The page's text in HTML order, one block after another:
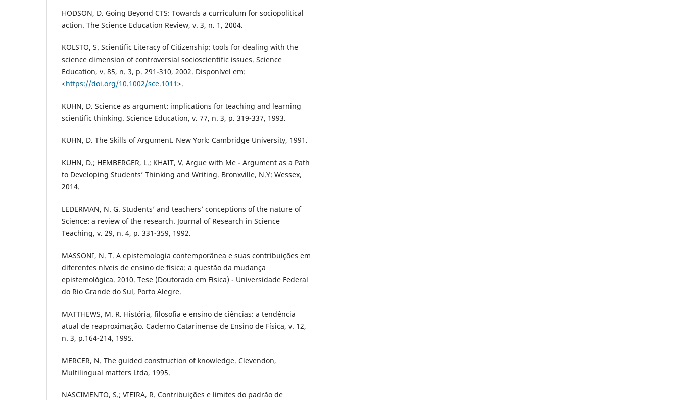
HODSON, D. Going Beyond CTS: Towards a curriculum for sociopolitical
action. The Science Education Review, v. 3, n. 1, 2004.
KOLSTO, S. Scientific Literacy of Citizenship: tools for dealing with the
science dimension of controversial socioscientific issues. Science
Education, v. 85, n. 3, p. 291-310, 2002. Disponível em:
<https://doi.org/10.1002/sce.1011>.
KUHN, D. Science as argument: implications for teaching and learning
scientific thinking. Science Education, v. 77, n. 3, p. 319-337, 1993.
KUHN, D. The Skills of Argument. New York: Cambridge University, 1991.
KUHN, D.; HEMBERGER, L.; KHAIT, V. Argue with Me - Argument as a Path
to Developing Students’ Thinking and Writing. Bronxville, N.Y: Wessex,
2014.
LEDERMAN, N. G. Students’ and teachers’ conceptions of the nature of
Science: a review of the research. Journal of Research in Science
Teaching, v. 29, n. 4, p. 331-359, 1992.
MASSONI, N. T. A epistemologia contemporânea e suas contribuições em
diferentes níveis de ensino de física: a questão da mudança
epistemológica. 2010. Tese (Doutorado em Física) - Universidade Federal
do Rio Grande do Sul, Porto Alegre.
MATTHEWS, M. R. História, filosofia e ensino de ciências: a tendência
atual de reaproximação. Caderno Catarinense de Ensino de Física, v. 12,
n. 3, p.164-214, 1995.
MERCER, N. The guided construction of knowledge. Clevendon,
Multilingual matters Ltda, 1995.
NASCIMENTO, S.; VIEIRA, R. Contribuições e limites do padrão de